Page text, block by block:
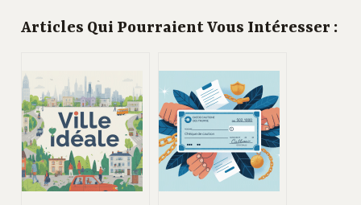
Articles Qui Pourraient Vous Intéresser :